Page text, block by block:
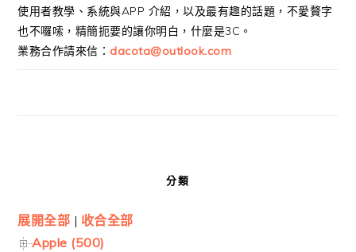
使用者教學、系統與APP 介紹，以及最有趣的話題，不愛贅字
也不囉嗦，精簡扼要的讓你明白，什麼是3C。
業務合作請來信： dacota@outlook.com
分類
展開全部 | 收合全部
Apple (500)